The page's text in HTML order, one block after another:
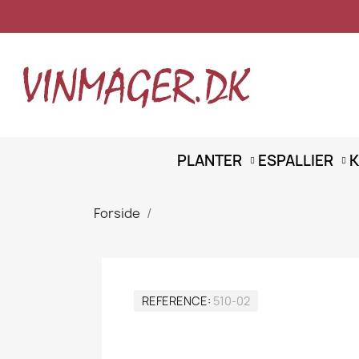
PLANTER ESPALLIER
Forside
REFERENCE 510-02